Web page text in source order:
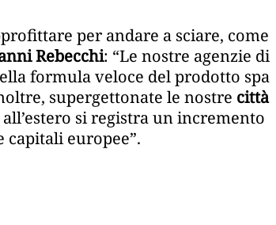
per andare a sciare, come
Rebecchi: “Le nostre agenzie di
formula veloce del prodotto spa
supergettonate le nostre città
si registra un incremento
capitali europee”.